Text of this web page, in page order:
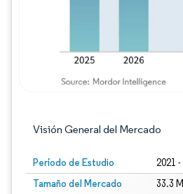
Visión General del Mercado
Período de Estudio 2021 -
Tamaño del Mercado
33.3